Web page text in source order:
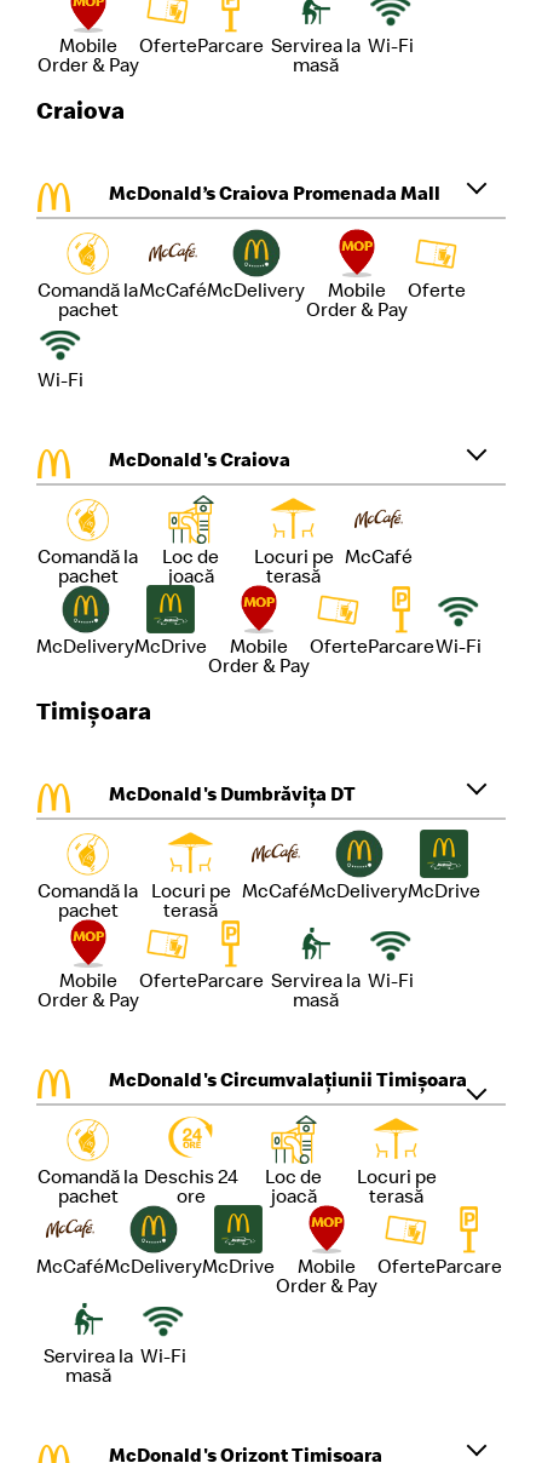
Mobile
Order & Pay
OferteParcare Servirea la
masă
Wi-Fi
Craiova
McDonald’s Craiova Promenada Mall
Comandă la
pachet
McCaféMcDelivery
Mobile
Order & Pay
Oferte
Wi-Fi
McDonald's Craiova
Comandă la
pachet
Loc de
joacă
Locuri pe
terasă
McCafé
McDeliveryMcDrive
Mobile
Order & Pay
OferteParcareWi-Fi
Timișoara
McDonald's Dumbrăvița DT
Comandă la
pachet
Locuri pe
terasă
McCaféMcDeliveryMcDrive
Mobile
Order & Pay
OferteParcare Servirea la
masă
Wi-Fi
McDonald's Circumvalațiunii Timișoara
Comandă la
pachet
Deschis 24
ore
Loc de
joacă
Locuri pe
terasă
McCaféMcDeliveryMcDrive
Mobile
Order & Pay
OferteParcare
Servirea la
masă
Wi-Fi
McDonald's Orizont Timișoara